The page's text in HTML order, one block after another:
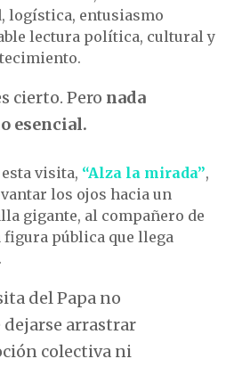
logística, entusiasmo
lectura política, cultural y
cierto. Pero nada
esencial.
visita, “Alza la mirada”,
los ojos hacia un
gigante, al compañero de
pública que llega
del Papa no
arrastrar
colectiva ni